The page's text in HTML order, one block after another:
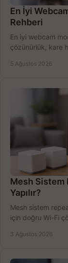
En İyi
Rehberi
En iyi webcam
çözünürlük, kare
5 Ağustos 2026
Mesh Sistem
Yapılır?
Mesh sistem
için doğru Wi-Fi
3 Ağustos 2026